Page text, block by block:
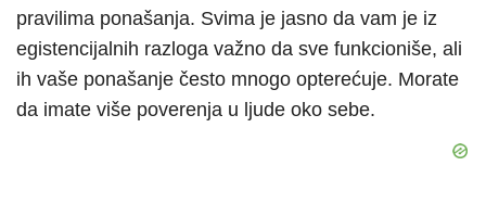
pravilima ponašanja. Svima je jasno da vam je iz
egistencijalnih razloga važno da sve funkcioniše, ali
ih vaše ponašanje često mnogo opterećuje. Morate
da imate više poverenja u ljude oko sebe.